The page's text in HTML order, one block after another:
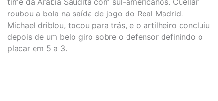
roubou a bola na saída de jogo do Real Madrid,
Michael driblou, tocou para trás, e o artilheiro concluiu
depois de um belo giro sobre o defensor definindo o
placar em 5 a 3.